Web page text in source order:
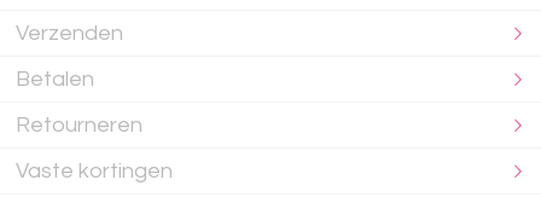
Verzenden
Betalen
Retourneren
Vaste kortingen